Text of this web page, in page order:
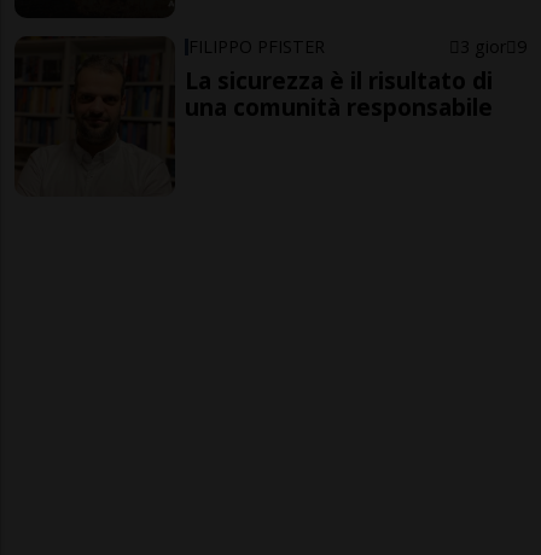
FILIPPO PFISTER 3 gior 9
La sicurezza è il risultato di
una comunità responsabile